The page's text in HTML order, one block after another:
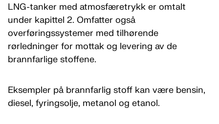
LNG-tanker med atmosfæretrykk er omtalt
under kapittel 2. Omfatter også
overføringssystemer med tilhørende
rørledninger for mottak og levering av de
brannfarlige stoffene.
Eksempler på brannfarlig stoff kan være bensin,
diesel, fyringsolje, metanol og etanol.